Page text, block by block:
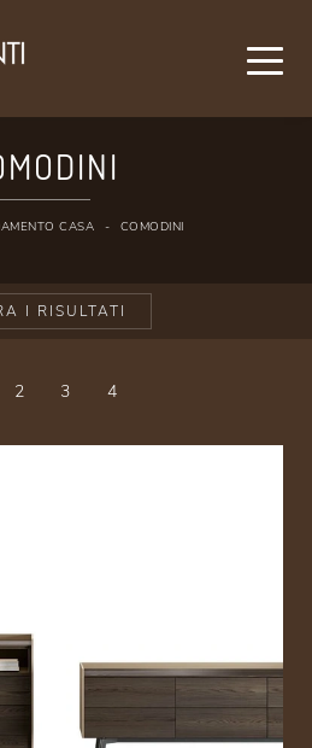
CASA - COMODINI
I RISULTATI
2 3 4